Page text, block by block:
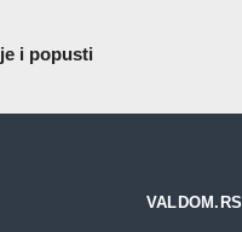
i popusti
VALDOM.RS